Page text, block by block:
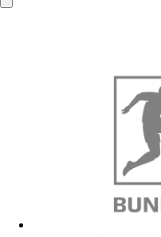
info@mba-solutions.de